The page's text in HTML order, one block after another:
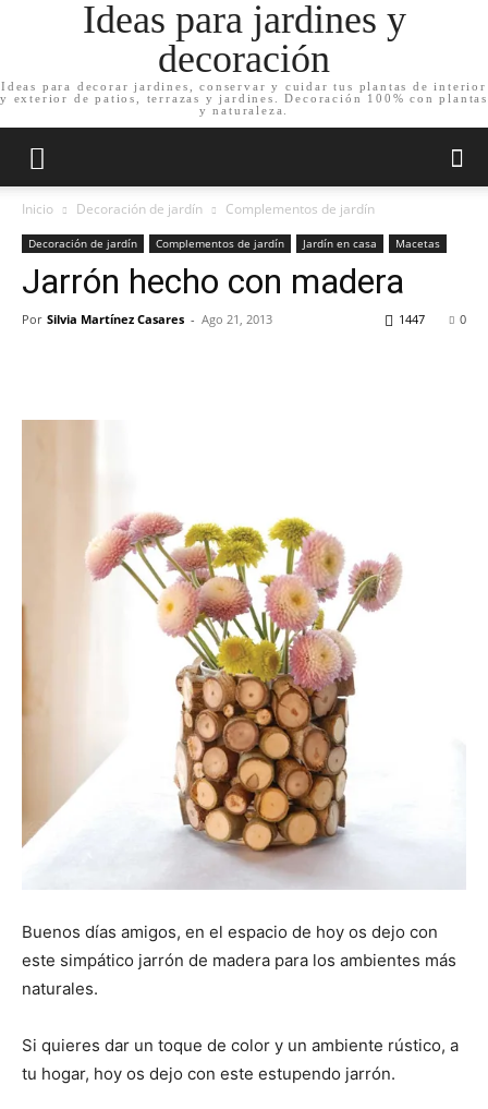
Ideas para jardines y
decoración
Ideas para decorar jardines, conservar y cuidar tus plantas de interior
y exterior de patios, terrazas y jardines. Decoración 100% con plantas
y naturaleza.
Inicio Decoración de jardín Complementos de jardín
Decoración de jardín Complementos de jardín Jardín en casa Macetas
Jarrón hecho con madera
Por Silvia Martínez Casares - Ago 21, 2013 0
1447
Buenos días amigos, en el espacio de hoy os dejo con
este simpático jarrón de madera para los ambientes más
naturales.
Si quieres dar un toque de color y un ambiente rústico, a
tu hogar, hoy os dejo con este estupendo jarrón.